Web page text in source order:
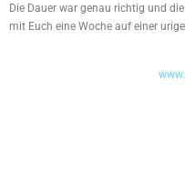
Die Dauer war genau richtig und
mit Euch eine Woche auf einer